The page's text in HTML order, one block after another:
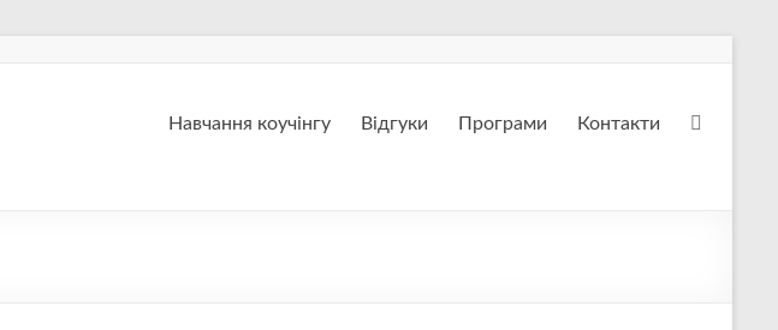
Навчання коучінгу Відгуки Програми Контакти